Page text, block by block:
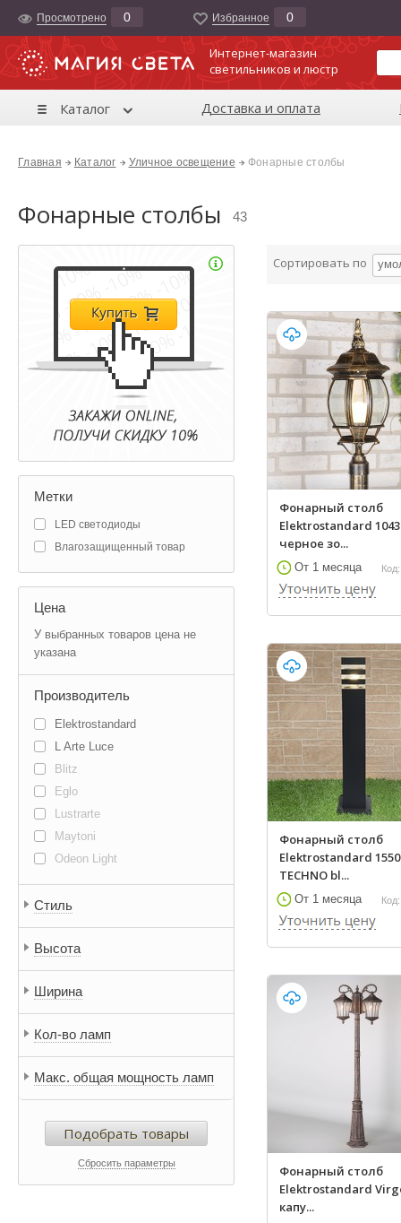
Просмотрено 0 Избранноe 0
Интернет-магазин
светильников и люстр
Каталог Доставка и оплата
Главная Каталог Уличное освещение Фонарные столбы
Фонарные столбы 43
Метки
LED светодиоды
Влагозащищенный товар
Цена
У выбранных товаров цена не
указана
Производитель
Elektrostandard
L Arte Luce
Blitz
Eglo
Lustrarte
Maytoni
Odeon Light
Стиль
Высота
Ширина
Кол-во ламп
Макс. общая мощность ламп
Подобрать товары
Сбросить параметры
Сортировать по
Фонарный столб
Elektrostandard 1043
черное зо...
От 1 месяца
Фонарный столб
Elektrostandard 1550
TECHNO bl...
От 1 месяца
Фонарный столб
Elektrostandard
капу...